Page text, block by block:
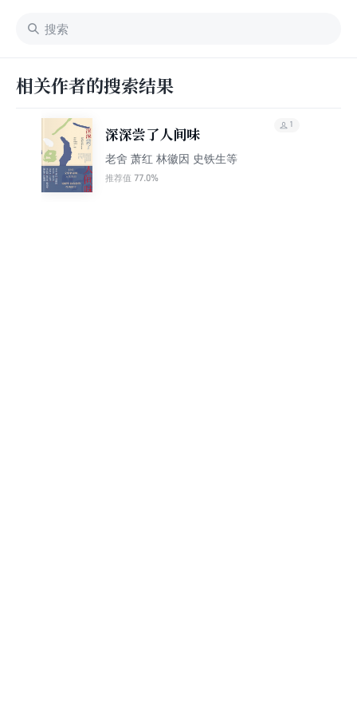
相关作者的搜索结果
深深尝了人间味
老舍 萧红 林徽因 史铁生等
推荐值 77.0%
1